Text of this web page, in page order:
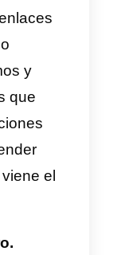
y generar
tenemos
que para
cuenta de